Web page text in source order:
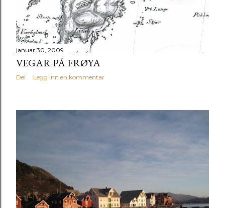
januar 30, 2009
VEGAR PÅ FRØYA
Del Legg inn en kommentar